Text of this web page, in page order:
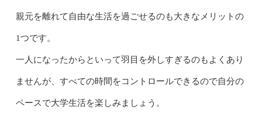
親元を離れて自由な生活を過ごせるのも大きなメリットの
1つです。
一人になったからといって羽目を外しすぎるのもよくあり
ませんが、すべての時間をコントロールできるので自分の
ペースで大学生活を楽しみましょう。